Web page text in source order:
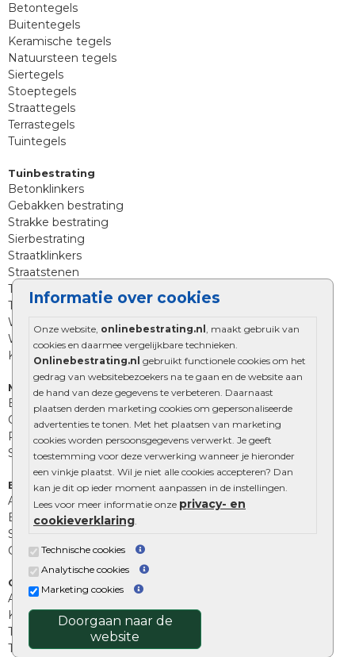
Informatie over cookies
Onze website, onlinebestrating.nl
, maakt gebruik van
cookies en daarmee vergelijkbare technieken.
Onlinebestrating.nl gebruikt functionele cookies om het
gedrag van websitebezoekers na te gaan en de website aan
de hand van deze gegevens te verbeteren. Daarnaast
plaatsen derden marketing cookies om gepersonaliseerde
advertenties te tonen. Met het plaatsen van marketing
cookies worden persoonsgegevens verwerkt. Je geeft
toestemming voor deze verwerking wanneer je hieronder
een vinkje plaatst. Wil je niet alle cookies accepteren? Dan
kan je dit op ieder moment aanpassen in de instellingen.
Lees voor meer informatie onze privacy- en
cookieverklaring
Technische cookies
Analytische cookies
Marketing cookies
Doorgaan naar de
website
Betontegels
Buitentegels
Keramische tegels
Natuursteen tegels
Siertegels
Stoeptegels
Straattegels
Terrastegels
Tuintegels
Tuinbestrating
Betonklinkers
Gebakken bestrating
Strakke bestrating
Sierbestrating
Straatklinkers
Straatstenen
Trommelstenen
Tuinstenen
Waalformaat
Wildverband bestrating
Kingstones
Muurelementen
Betonbielzen
Opsluitbanden
Palissades
Stapelblokken
Extra benodigdheden
Afwatering en diversen
Beplantings en betonelementen
Split, grind en zand
Oprit tegels
Overig
Aanbiedingen
Kunstgras
Tuintegels outlet
Terrastegels leggen